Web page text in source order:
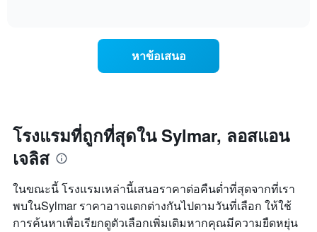
ดง
ราคา
เฉลี่ย
ห้อง
พัก
วัน
ของ
สัปดาห์
แผนภูมิ
มี
แกน
X
หาข้อเสนอ
โรงแรมที่ถูกที่สุดใน Sylmar, ลอสแอน
เจลิส
ในขณะนี้ โรงแรมเหล่านี้เสนอราคาต่อคืนต่ำที่สุดจากที่เรา
พบในSylmar ราคาอาจแตกต่างกันไปตามวันที่เลือก ให้ใช้
การค้นหาเพื่อเรียกดูตัวเลือกเพิ่มเติมหากคุณมีความยืดหยุ่น